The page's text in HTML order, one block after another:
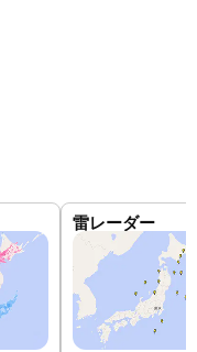
雷レーダー